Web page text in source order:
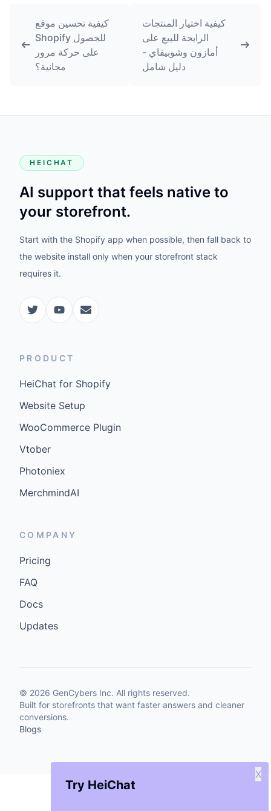
Try HeiChat
X
كيفية تحسين موقع
Shopify للحصول
على حركة مرور
مجانية؟
كيفية اختيار المنتجات
الرابحة للبيع على
أمازون وشوبيفاي -
دليل شامل
HEICHAT
AI support that feels native to
your storefront.
Start with the Shopify app when possible, then fall back to
the website install only when your storefront stack
requires it.
PRODUCT
HeiChat for Shopify
Website Setup
WooCommerce Plugin
Vtober
Photoniex
MerchmindAI
COMPANY
Pricing
FAQ
Docs
Updates
© 2026 GenCybers Inc. All rights reserved.
Built for storefronts that want faster answers and cleaner
conversions.
Blogs